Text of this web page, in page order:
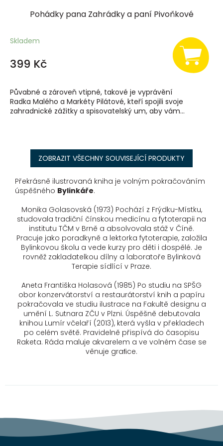
Pohádky pana Zahrádky a paní Pivoňkové
Skladem
399 Kč
Půvabné a zároveň vtipné, takové je vyprávění
Radka Malého a Markéty Pilátové, kteří spojili svoje
zahradnické zážitky a spisovatelský um, aby vám...
ZOBRAZIT VŠECHNY SOUVISEJÍCÍ PRODUKTY
Překrásně ilustrovaná kniha je volným pokračováním
úspěšného Bylinkáře.
Monika Golasovská (1973) Pochází z Frýdku-Místku,
studovala tradiční čínskou medicínu a fytoterapii na
institutu TČM v Brně a absolvovala stáž v Číně.
Pracuje jako poradkyně a lektorka fytoterapie, založila
Bylinkovou školu a vede kurzy pro děti i dospělé. Je
rovněž zakladatelkou dílny a laboratoře Bylinková
Terapie sídlící v Praze.
Aneta Františka Holasová (1985) Po studiu na SPŠG
obor konzervátorství a restaurátorství knih a papíru
pokračovala ve studiu ilustrace na Fakultě designu a
umění L. Sutnara ZČU v Plzni. Úspěšně debutovala
knihou Lumír včelaří (2013), která vyšla v překladech
po celém světě. Pravidelně přispívá do časopisu
Raketa. Ráda maluje akvarelem a ve volném čase se
věnuje graﬁce.